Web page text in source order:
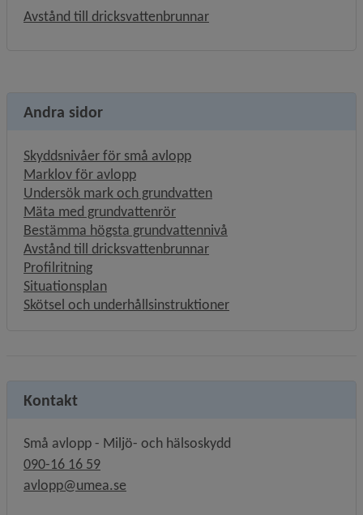
Avstånd till dricksvattenbrunnar
Andra sidor
Skyddsnivåer för små avlopp
Marklov för avlopp
Undersök mark och grundvatten
Mäta med grundvattenrör
Bestämma högsta grundvattennivå
Avstånd till dricksvattenbrunnar
Profilritning
Situationsplan
Skötsel och underhållsinstruktioner
Kontakt
Små avlopp - Miljö- och hälsoskydd
090-16 16 59
avlopp@umea.se